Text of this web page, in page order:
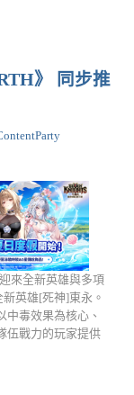
》 同步推
來全新英雄與多項
英雄[死神]東永。
中毒效果為核心、
伍戰力的玩家提供